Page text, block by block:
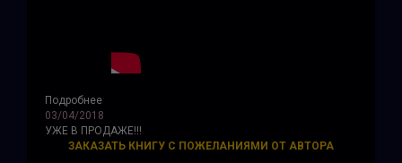
Подробнее
03/04/2018
УЖЕ В ПРОДАЖЕ!!!
ЗАКАЗАТЬ КНИГУ С ПОЖЕЛАНИЯМИ ОТ АВТОРА